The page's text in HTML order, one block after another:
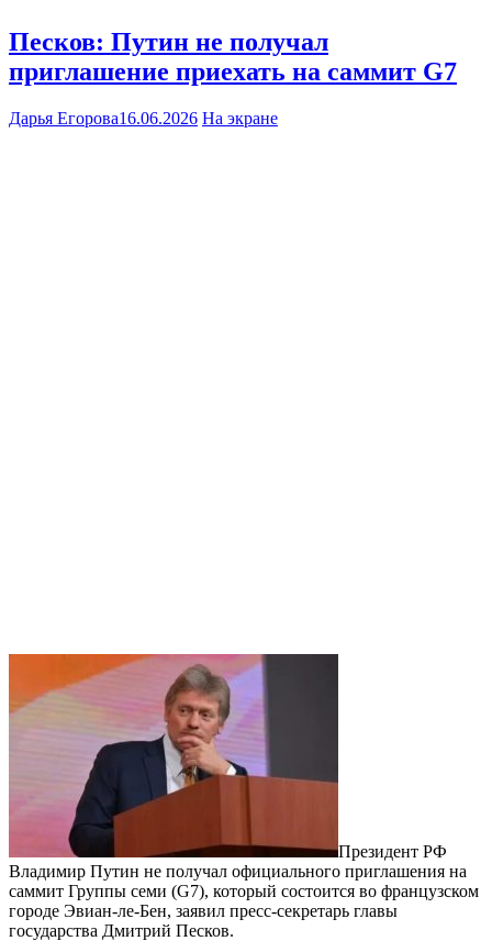
Песков: Путин не получал
приглашение приехать на саммит G7
Дарья Егорова16.06.2026 На экране
Президент РФ
Владимир Путин не получал официального приглашения на
саммит Группы семи (G7), который состоится во французском
городе Эвиан-ле-Бен, заявил пресс-секретарь главы
государства Дмитрий Песков.